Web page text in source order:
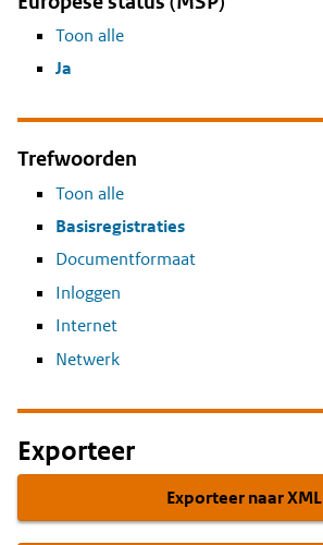
Toon alle
Ja
Trefwoorden
Toon alle
Basisregistraties
Documentformaat
Inloggen
Internet
Netwerk
Exporteer
Exporteer naar XML